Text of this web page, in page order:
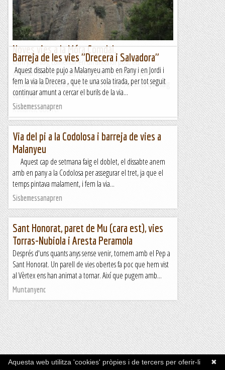
Joan asín
Noves vies a la Móra Comdal.
Com ja us vaig comentar en un anterior post, els
confinaments comarcals m'han permès obrir un bon
reguitzell de vies. Avui us presento les dues últimes que vaig
obrir a la...
Romàntic Guerrer
Barreja de les vies "Drecera i Salvadora"
Aquest dissabte pujo a Malanyeu amb en Pany i en Jordi i
fem la via la Drecera , que te una sola tirada, per tot seguit
continuar amunt a cercar el burils de la via...
Sisbemessanapren
Via del pi a la Codolosa i barreja de vies a
Malanyeu
Aquest cap de setmana faig el doblet, el dissabte anem
amb en pany a la Codolosa per assegurar el tret, ja que el
temps pintava malament, i fem la via...
Sisbemessanapren
Sant Honorat, paret de Mu (cara est), vies
Torras-Nubiola i Aresta Peramola
Després d'uns quants anys sense venir, tornem amb el Pep a
Sant Honorat. Un parell de vies obertes fa poc que hem vist
al Vèrtex ens han animat a tornar. Així que pugem amb...
Muntanyenc
Inici RSS Contacta ✖
Aquesta web utilitza 'cookies' pròpies i de tercers per oferir-li